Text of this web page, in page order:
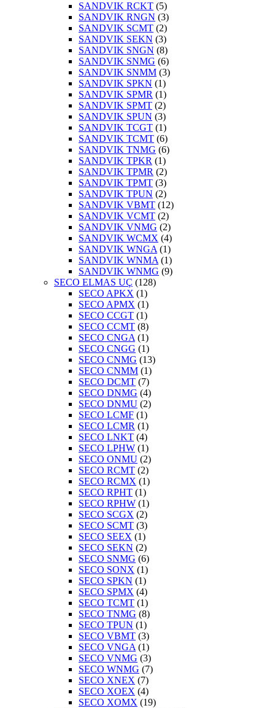
SANDVIK RCKT (5)
SANDVIK RNGN (3)
SANDVIK SCMT (2)
SANDVIK SEKN (3)
SANDVIK SNGN (8)
SANDVIK SNMG (6)
SANDVIK SNMM (3)
SANDVIK SPKN (1)
SANDVIK SPMR (1)
SANDVIK SPMT (2)
SANDVIK SPUN (3)
SANDVIK TCGT (1)
SANDVIK TCMT (6)
SANDVIK TNMG (6)
SANDVIK TPKR (1)
SANDVIK TPMR (2)
SANDVIK TPMT (3)
SANDVIK TPUN (2)
SANDVIK VBMT (12)
SANDVIK VCMT (2)
SANDVIK VNMG (2)
SANDVIK WCMX (4)
SANDVIK WNGA (1)
SANDVIK WNMA (1)
SANDVIK WNMG (9)
SECO ELMAS UÇ (128)
SECO APKX (1)
SECO APMX (1)
SECO CCGT (1)
SECO CCMT (8)
SECO CNGA (1)
SECO CNGG (1)
SECO CNMG (13)
SECO CNMM (1)
SECO DCMT (7)
SECO DNMG (4)
SECO DNMU (2)
SECO LCMF (1)
SECO LCMR (1)
SECO LNKT (4)
SECO LPHW (1)
SECO ONMU (2)
SECO RCMT (2)
SECO RCMX (1)
SECO RPHT (1)
SECO RPHW (1)
SECO SCGX (2)
SECO SCMT (3)
SECO SEEX (1)
SECO SEKN (2)
SECO SNMG (6)
SECO SONX (1)
SECO SPKN (1)
SECO SPMX (4)
SECO TCMT (1)
SECO TNMG (8)
SECO TPUN (1)
SECO VBMT (3)
SECO VNGA (1)
SECO VNMG (3)
SECO WNMG (7)
SECO XNEX (7)
SECO XOEX (4)
SECO XOMX (19)